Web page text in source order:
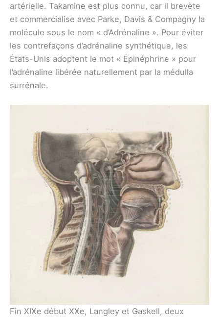
artérielle. Takamine est plus connu, car il brevète
et commercialise avec Parke, Davis & Compagny la
molécule sous le nom « d’Adrénaline ». Pour éviter
les contrefaçons d’adrénaline synthétique, les
États-Unis adoptent le mot « Épinéphrine » pour
l’adrénaline libérée naturellement par la médulla
surrénale.
Fin XIXe début XXe, Langley et Gaskell, deux